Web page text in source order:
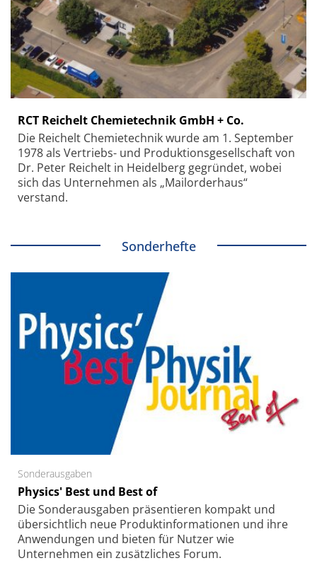
RCT Reichelt Chemietechnik GmbH + Co.
Die Reichelt Chemietechnik wurde am 1. September
1978 als Vertriebs- und Produktionsgesellschaft von
Dr. Peter Reichelt in Heidelberg gegründet, wobei
sich das Unternehmen als „Mailorderhaus“
verstand.
Sonderhefte
Sonderausgaben
Physics' Best und Best of
Die Sonder­ausgaben präsentieren kompakt und
übersichtlich neue Produkt­informationen und ihre
Anwendungen und bieten für Nutzer wie
Unternehmen ein zusätzliches Forum.